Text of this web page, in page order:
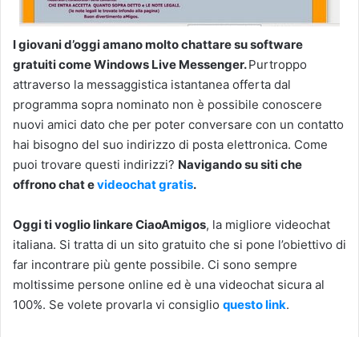
I giovani d’oggi amano molto chattare su software
gratuiti come Windows Live Messenger.Purtroppo
attraverso la messaggistica istantanea offerta dal
programma sopra nominato non è possibile conoscere
nuovi amici dato che per poter conversare con un contatto
hai bisogno del suo indirizzo di posta elettronica. Come
puoi trovare questi indirizzi? Navigando su siti che
offrono chat evideochat gratis.
Oggi ti voglio linkare CiaoAmigos, la migliore videochat
italiana. Si tratta di un sito gratuito che si pone l’obiettivo di
far incontrare più gente possibile. Ci sono sempre
moltissime persone online ed è una videochat sicura al
100%. Se volete provarla vi consiglio questo link.